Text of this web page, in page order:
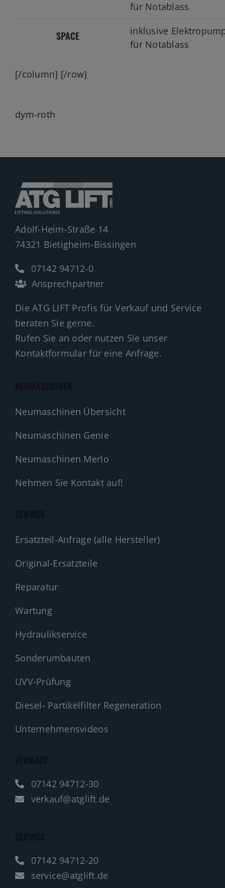
für Notablass
SPACE
inklusive
für Notablass
[/column] [/row]
dym-roth
Adolf-Heim-Straße 14
74321 Bietigheim-Bissingen
07142 94712-0
Ansprechpartner
Die ATG LIFT Profis für Verkauf und Service
beraten Sie gerne.
Rufen Sie an oder nutzen Sie unser
Kontaktformular für eine Anfrage.
NEUMASCHINEN
Neumaschinen Übersicht
Neumaschinen Genie
Neumaschinen Merlo
Nehmen Sie Kontakt auf!
SERVICE
Ersatzteil-Anfrage (alle Hersteller)
Original-Ersatzteile
Reparatur
Wartung
Hydraulikservice
Sonderumbauten
UVV-Prüfung
Diesel- Partikelfilter Regeneration
Unternehmensvideos
VERKAUF
07142 94712-30
verkauf@atglift.de
SERVICE
07142 94712-20
service@atglift.de